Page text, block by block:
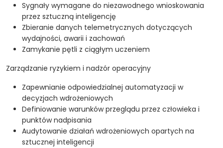
Sygnały wymagane do niezawodnego wnioskowania
przez sztuczną inteligencję
Zbieranie danych telemetrycznych dotyczących
wydajności, awarii i zachowań
Zamykanie pętli z ciągłym uczeniem
Zarządzanie ryzykiem i nadzór operacyjny
Zapewnianie odpowiedzialnej automatyzacji w
decyzjach wdrożeniowych
Definiowanie warunków przeglądu przez człowieka i
punktów nadpisania
Audytowanie działań wdrożeniowych opartych na
sztucznej inteligencji